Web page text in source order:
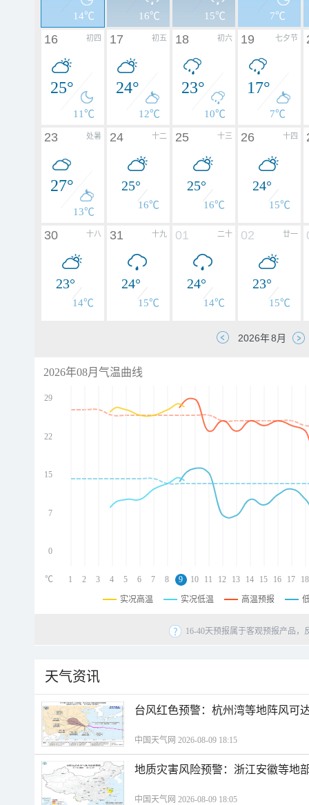
14℃ 16℃ 15℃ 7℃
初四
16
25°
11℃
初五
17
24°
12℃
初六
18
23°
10℃
七夕节
19
17°
7℃
处暑
23
27°
13℃
十二
24
25°
16℃
十三
25
25°
16℃
十四
26
24°
15℃
十八
30
23°
14℃
十九
31
24°
15℃
二十
01
24°
14℃
廿一
02
23°
15℃
2026年08月气温曲线
29
22
15
7
0
1 2 3 4 5 6 7 8 9 10 11 12 13 14 15 16 17 18
℃
实况高温 实况低温 高温预报
16-40天预报属于客观预报产品
天气资讯
台风红色预警：杭州湾等地阵风可
中国天气网 2026-08-09 18:15
地质灾害风险预警：浙江安徽等地
中国天气网 2026-08-09 18:05